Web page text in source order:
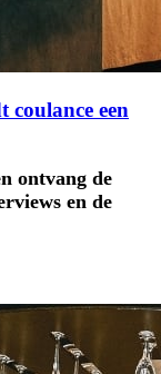
een
ontvang de
en de